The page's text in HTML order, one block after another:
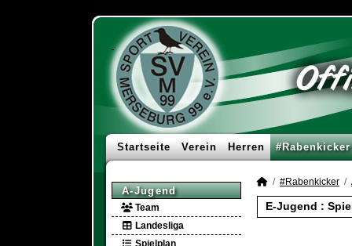
Startseite Verein Herren #Rabenkicker
A-Jugend
Team
Landesliga
Spielplan
#Rabenkicker
E-Jugend :